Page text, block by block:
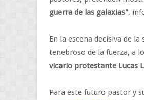
guerra de las galaxias",
En la escena decisiva de
tenebroso de la fuerza, a
vicario protestante Lucas
Para este futuro pastor y